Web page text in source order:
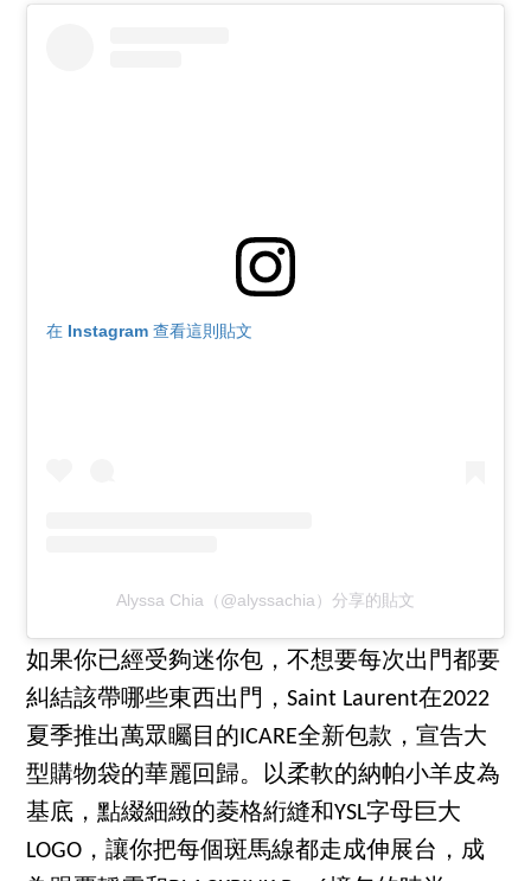
在 Instagram 查看這則貼文
Alyssa Chia（@alyssachia）分享的貼文
如果你已經受夠迷你包，不想要每次出門都要
糾結該帶哪些東西出門，Saint Laurent在2022
夏季推出萬眾矚目的ICARE全新包款，宣告大
型購物袋的華麗回歸。以柔軟的納帕小羊皮為
基底，點綴細緻的菱格絎縫和YSL字母巨大
LOGO，讓你把每個斑馬線都走成伸展台，成